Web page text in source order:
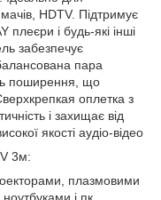
HDTV. Підтримує
плеєри і будь-які інші
забезпечує
пара
поширення, що
оплетка з
і захищає від
якості аудіо-відео
3м:
плазмовими
і пк.